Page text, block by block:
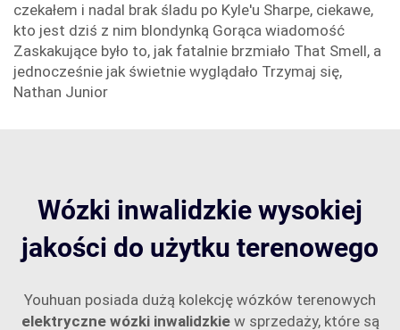
czekałem i nadal brak śladu po Kyle'u Sharpe, ciekawe,
kto jest dziś z nim blondynką Gorąca wiadomość
Zaskakujące było to, jak fatalnie brzmiało That Smell, a
jednocześnie jak świetnie wyglądało Trzymaj się,
Nathan Junior
Wózki inwalidzkie wysokiej
jakości do użytku terenowego
Youhuan posiada dużą kolekcję wózków terenowych
elektryczne wózki inwalidzkie w sprzedaży, które są